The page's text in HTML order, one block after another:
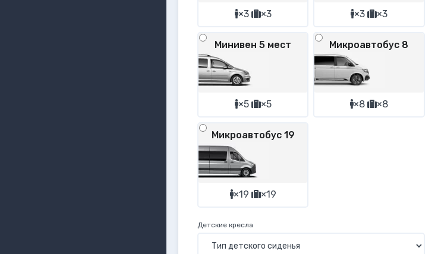
×3 ×3 ×3 ×3
Минивен 5 мест
×5 ×5
Микроавтобус 8
×8 ×8
Микроавтобус 19
×19 ×19
Детские кресла